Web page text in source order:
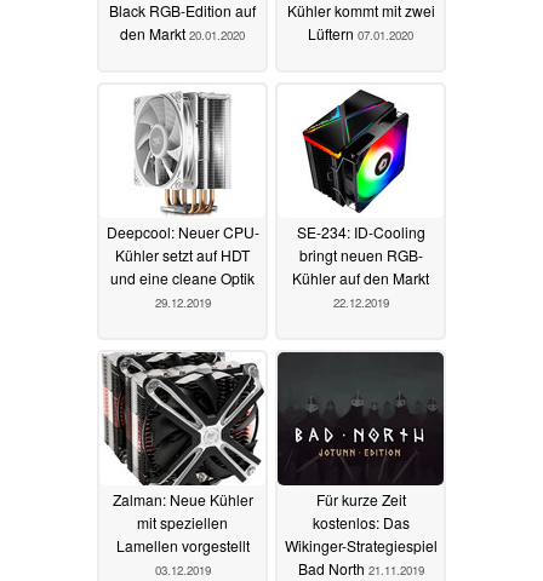
Black RGB-Edition auf
den Markt 20.01.2020
Kühler kommt mit zwei
Lüftern 07.01.2020
Deepcool: Neuer CPU-
Kühler setzt auf HDT
und eine cleane Optik
29.12.2019
SE-234: ID-Cooling
bringt neuen RGB-
Kühler auf den Markt
22.12.2019
Zalman: Neue Kühler
mit speziellen
Lamellen vorgestellt
03.12.2019
Für kurze Zeit
kostenlos: Das
Wikinger-Strategiespiel
Bad North 21.11.2019